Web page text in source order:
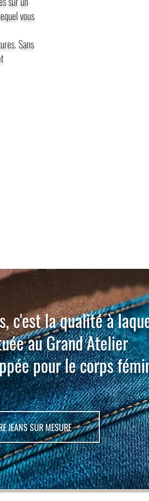
vous
Sans
c'est la qualité à
au Grand Atelier
pour le corps
JEANS SUR MESURE